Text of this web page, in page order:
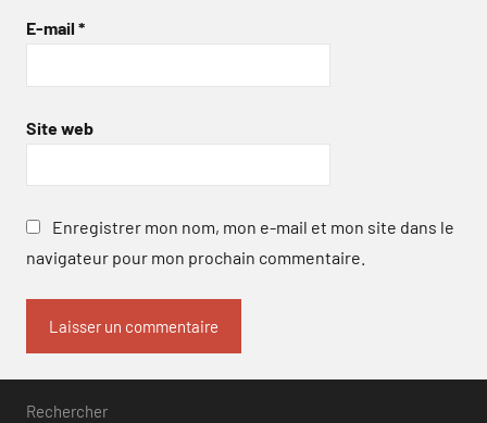
E-mail *
Site web
Enregistrer mon nom, mon e-mail et mon site dans le
navigateur pour mon prochain commentaire.
Rechercher